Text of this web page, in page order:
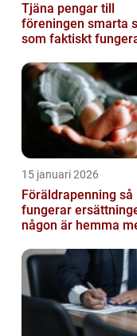
Tjäna pengar till
föreningen smarta sätt
som faktiskt
15 januari 2026
Föräldrapenning så
fungerar
någon är hemma